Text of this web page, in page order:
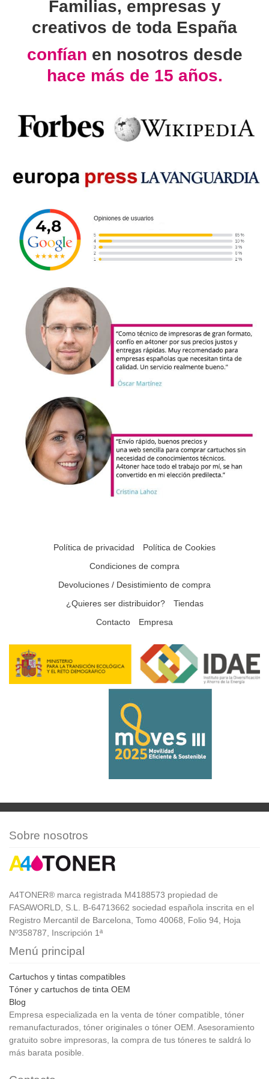
Familias, empresas y
creativos de toda España
confían en nosotros desde
hace más de 15 años.
Política de privacidad
Política de Cookies
Condiciones de compra
Devoluciones / Desistimiento de compra
¿Quieres ser distribuidor?
Tiendas
Contacto
Empresa
Sobre nosotros
A4TONER® marca registrada M4188573 propiedad de
FASAWORLD, S.L. B-64713662 sociedad española inscrita en el
Registro Mercantil de Barcelona, Tomo 40068, Folio 94, Hoja
Nº358787, Inscripción 1ª
Menú principal
Cartuchos y tintas compatibles
Tóner y cartuchos de tinta OEM
Blog
Empresa especializada en la venta de tóner compatible, tóner
remanufacturados, tóner originales o tóner OEM. Asesoramiento
gratuito sobre impresoras, la compra de tus tóneres te saldrá lo
más barata posible.